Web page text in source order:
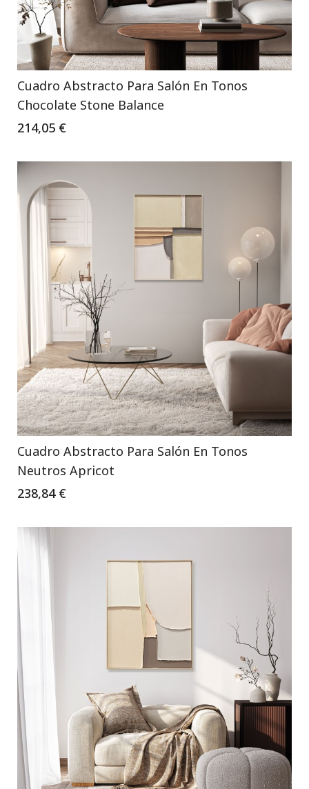
Cuadro Abstracto Para Salón En Tonos
Chocolate Stone Balance
214,05 €
Cuadro Abstracto Para Salón En Tonos
Neutros Apricot
238,84 €